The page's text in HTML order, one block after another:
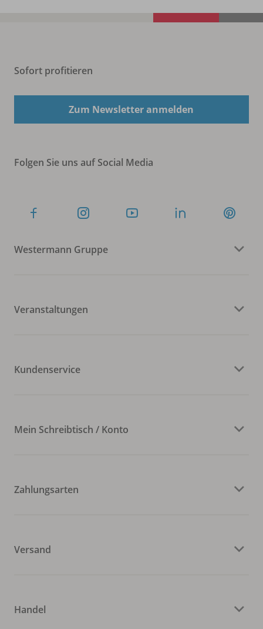
Sofort profitieren
Zum Newsletter anmelden
Folgen Sie uns auf Social Media
Westermann Gruppe
Veranstaltungen
Kundenservice
Mein Schreibtisch / Konto
Zahlungsarten
Versand
Handel